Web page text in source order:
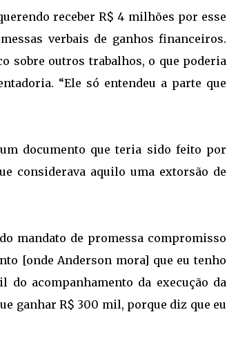
receber R$ 4 milhões por esse
verbais de ganhos financeiros.
sobre outros trabalhos, o que poderia
“Ele só entendeu a parte que
documento que teria sido feito por
considerava aquilo uma extorsão de
mandato de promessa compromisso
[onde Anderson mora] que eu tenho
acompanhamento da execução da
ganhar R$ 300 mil, porque diz que eu